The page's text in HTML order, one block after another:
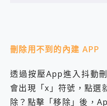
刪除用不到的內建 APP
透過按壓App進入抖動
會出現「x」符號，點選
除？點擊「移除」後，